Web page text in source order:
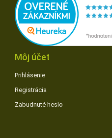
Môj účet
Prihlásenie
Registrácia
Zabudnuté heslo